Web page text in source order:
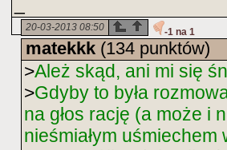
20-03-2013 08:50 -1 na 1
matekkk (134 punktów)
>Ależ skąd, ani mi się
>Gdyby to była
na głos rację (a może i
nieśmiałym